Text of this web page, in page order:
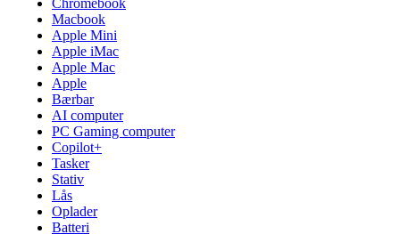
Chromebook
Macbook
Apple Mini
Apple iMac
Apple Mac
Apple
Bærbar
AI computer
PC Gaming computer
Copilot+
Tasker
Stativ
Lås
Oplader
Batteri